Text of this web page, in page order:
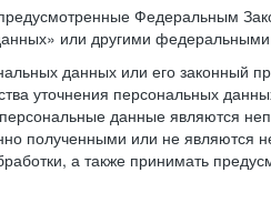
Федеральным
или другими
данных или его законный
уточнения персональных
данные являются
полученными или не являются
а также принимать